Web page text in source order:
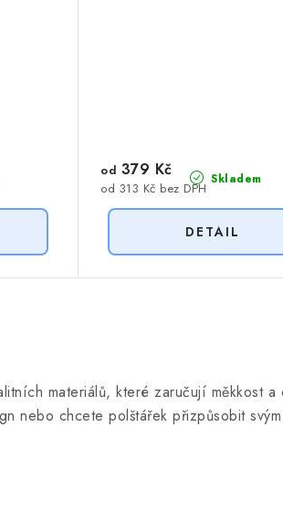
Skladem
od 313 Kč bez DPH
od 379 Kč
materiálů, které zaručují měkkost
nebo chcete polštářek přizpůsobit